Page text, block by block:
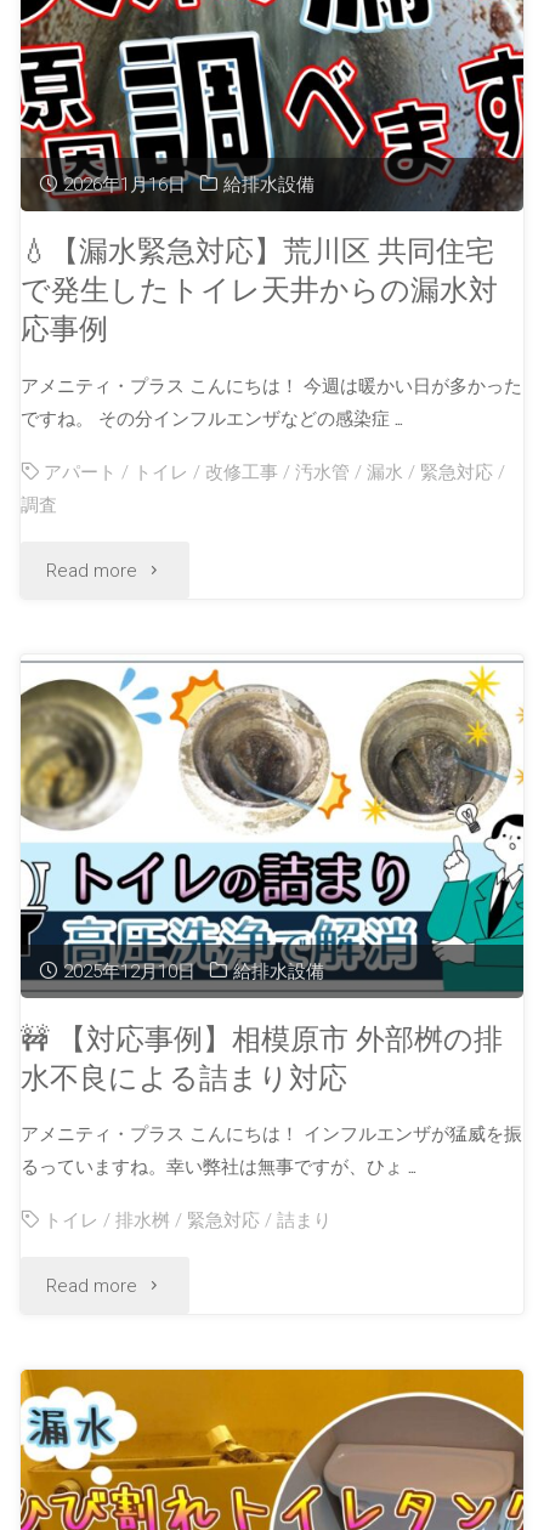
2026年1月16日 給排水設備
💧【漏水緊急対応】荒川区 共同住宅
で発生したトイレ天井からの漏水対
応事例
アメニティ・プラス こんにちは！ 今週は暖かい日が多かった
ですね。 その分インフルエンザなどの感染症 …
アパート / トイレ / 改修工事 /汚水管 /漏水 / 緊急対応 /
調査
Read more
2025年12月10日 給排水設備
🚧 【対応事例】相模原市 外部桝の排
水不良による詰まり対応
アメニティ・プラス こんにちは！ インフルエンザが猛威を振
るっていますね。幸い弊社は無事ですが、ひょ …
トイレ /排水桝 / 緊急対応 /詰まり
Read more